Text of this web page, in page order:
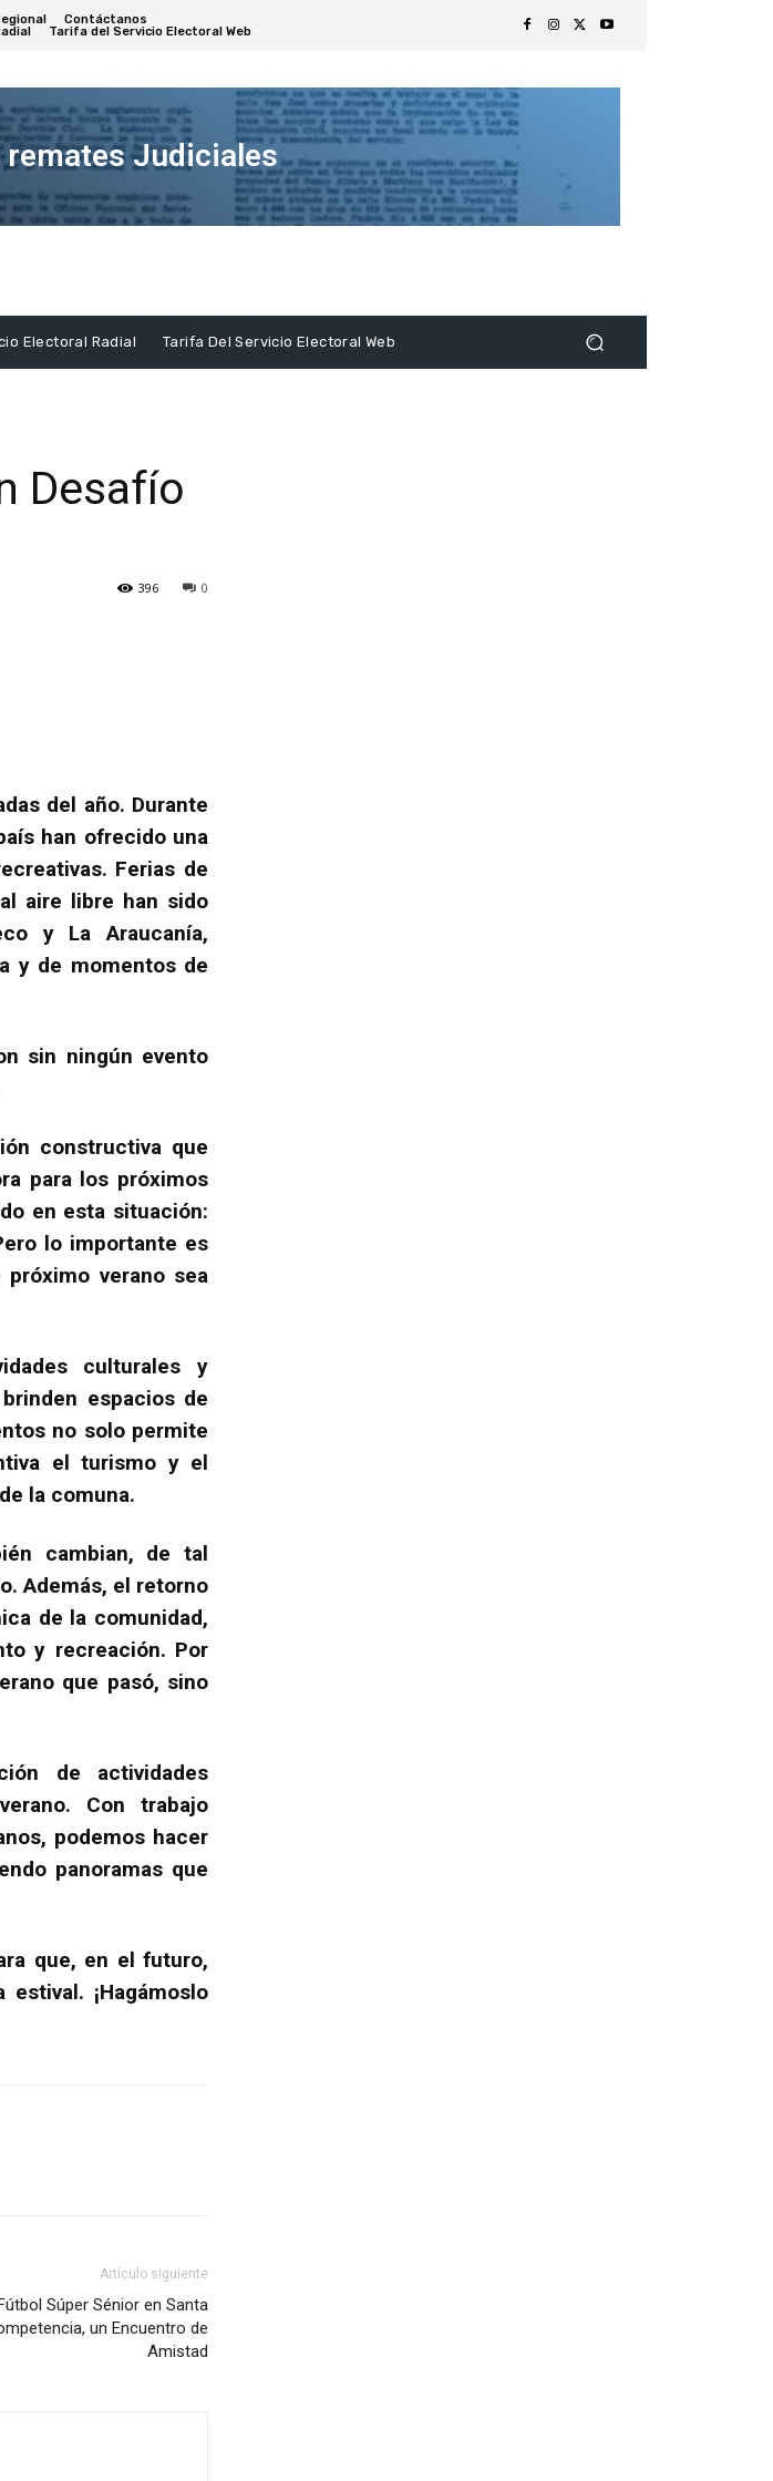
Contáctanos
Tarifa del Servicio Electoral Web
remates Judiciales
Electoral Radial Tarifa Del Servicio Electoral Web
Desafío
0
396
del año. Durante
han ofrecido una
Ferias de
aire libre han sido
y La Araucanía,
y de momentos de
sin ningún evento
constructiva que
para los próximos
en esta situación:
lo importante es
verano sea
culturales y
espacios de
no solo permite
el turismo y el
la comuna.
cambian, de tal
Además, el retorno
de la comunidad,
y recreación. Por
que pasó, sino
de actividades
Con trabajo
podemos hacer
panoramas que
que, en el futuro,
¡Hagámoslo
Artículo siguiente
Súper Sénior en Santa
un Encuentro de
Amistad